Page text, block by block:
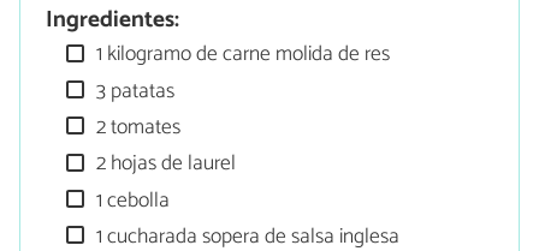
Ingredientes:
1 kilogramo de carne molida de res
3 patatas
2 tomates
2 hojas de laurel
1 cebolla
1 cucharada sopera de salsa inglesa